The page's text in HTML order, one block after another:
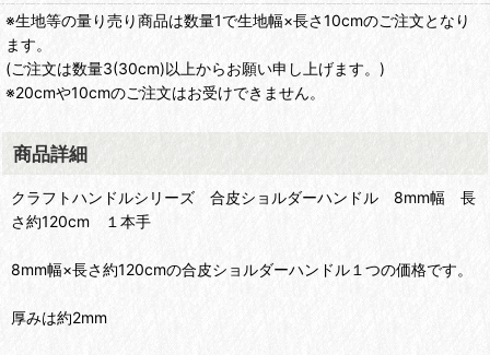
※生地等の量り売り商品は数量1で生地幅×長さ10cmのご注文となり
ます。
(ご注文は数量3(30cm)以上からお願い申し上げます。)
※20cmや10cmのご注文はお受けできません。
商品詳細
クラフトハンドルシリーズ 合皮ショルダーハンドル 8mm幅 長
さ約120cm １本手
8mm幅×長さ約120cmの合皮ショルダーハンドル１つの価格です。
厚みは約2mm